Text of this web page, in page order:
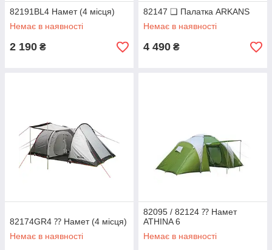
82191BL4 Намет (4 місця)
Немає в наявності
2 190 ₴
82147 ❏ Палатка ARKANS
Немає в наявності
4 490 ₴
82174GR4 ⁇ Намет (4 місця)
Немає в наявності
82095 / 82124 ⁇ Намет
ATHINA 6
Немає в наявності